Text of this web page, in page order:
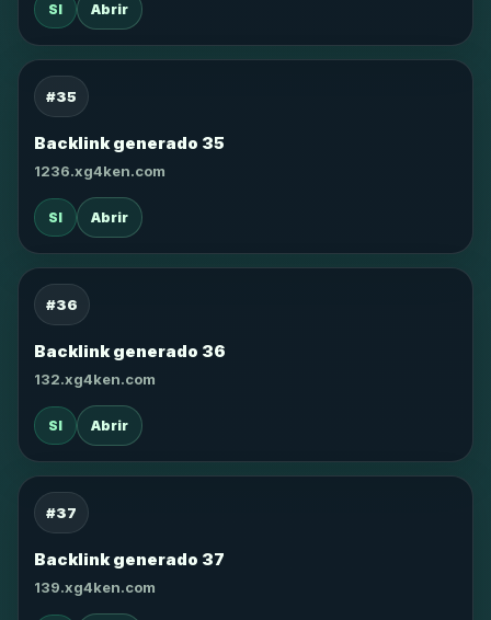
SI Abrir
#35
Backlink generado 35
1236.xg4ken.com
SI Abrir
#36
Backlink generado 36
132.xg4ken.com
SI Abrir
#37
Backlink generado 37
139.xg4ken.com